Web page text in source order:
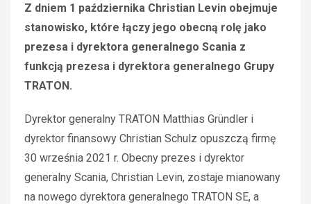
Z dniem 1 października Christian Levin obejmuje
stanowisko, które łączy jego obecną rolę jako
prezesa i dyrektora generalnego Scania z
funkcją prezesa i dyrektora generalnego Grupy
TRATON.
Dyrektor generalny TRATON Matthias Gründler i
dyrektor finansowy Christian Schulz opuszczą firmę
30 września 2021 r. Obecny prezes i dyrektor
generalny Scania, Christian Levin, zostaje mianowany
na nowego dyrektora generalnego TRATON SE, a